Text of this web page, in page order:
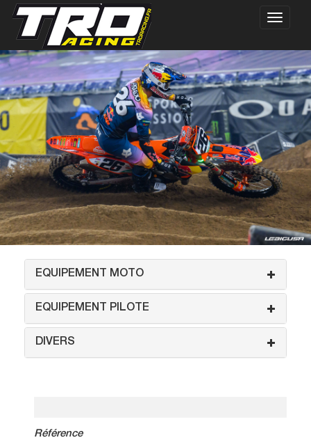
EQUIPEMENT MOTO
EQUIPEMENT PILOTE
DIVERS
Référence